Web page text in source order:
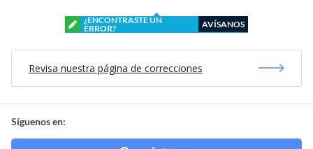
¿ENCONTRASTE UN
ERROR?
AVÍSANOS
Revisa nuestra página de correcciones
Síguenos en: